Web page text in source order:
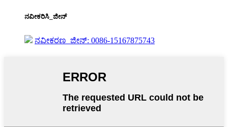
ನವೀಕರಿಸಿ_ಜೀನ್
ನವೀಕರಣ_ಜೀನ್: 0086-15167875743